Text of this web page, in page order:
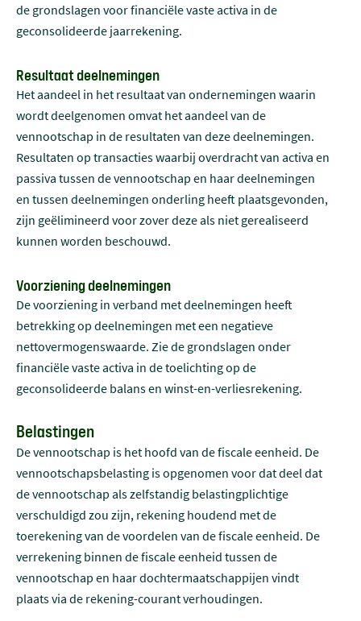
de grondslagen voor financiële vaste activa in de
geconsolideerde jaarrekening.
Resultaat deelnemingen
Het aandeel in het resultaat van ondernemingen waarin
wordt deelgenomen omvat het aandeel van de
vennootschap in de resultaten van deze deelnemingen.
Resultaten op transacties waarbij overdracht van activa en
passiva tussen de vennootschap en haar deelnemingen
en tussen deelnemingen onderling heeft plaatsgevonden,
zijn geëlimineerd voor zover deze als niet gerealiseerd
kunnen worden beschouwd.
Voorziening deelnemingen
De voorziening in verband met deelnemingen heeft
betrekking op deelnemingen met een negatieve
nettovermogenswaarde. Zie de grondslagen onder
financiële vaste activa in de toelichting op de
geconsolideerde balans en winst-en-verliesrekening.
Belastingen
De vennootschap is het hoofd van de fiscale eenheid. De
vennootschapsbelasting is opgenomen voor dat deel dat
de vennootschap als zelfstandig belastingplichtige
verschuldigd zou zijn, rekening houdend met de
toerekening van de voordelen van de fiscale eenheid. De
verrekening binnen de fiscale eenheid tussen de
vennootschap en haar dochtermaatschappijen vindt
plaats via de rekening-courant verhoudingen.